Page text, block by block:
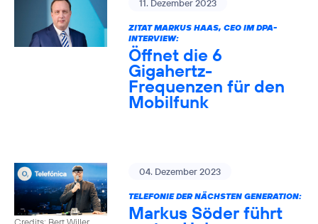
11. Dezember 2023
ZITAT MARKUS HAAS, CEO IM DPA-
INTERVIEW:
Öffnet die 6
Gigahertz-
Frequenzen für den
Mobilfunk
Credits: Bert Willer
04. Dezember 2023
TELEFONIE DER NÄCHSTEN GENERATION:
Markus Söder führt